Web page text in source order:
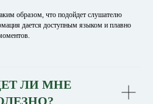
образом, что подойдет слушателю
дается доступным языком и плавно
ЛИ МНЕ